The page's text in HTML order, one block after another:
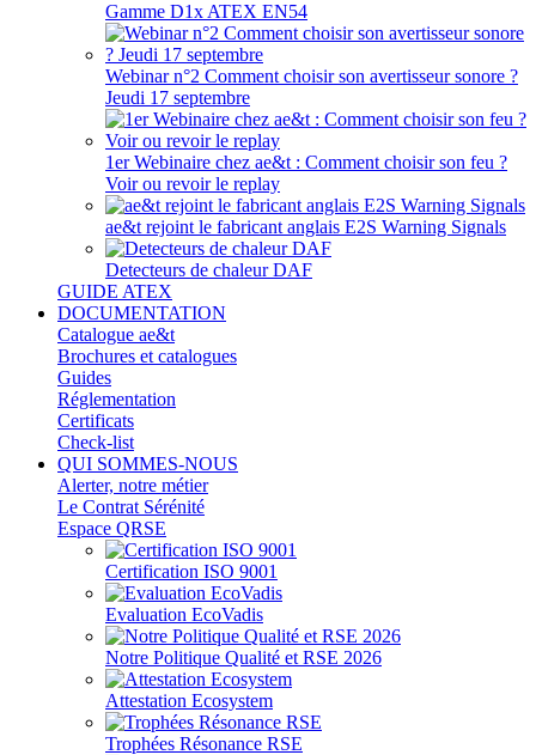
Gamme D1x ATEX EN54
Webinar n°2 Comment choisir son avertisseur sonore ?
Jeudi 17 septembre
1er Webinaire chez ae&t : Comment choisir son feu ?
Voir ou revoir le replay
ae&t rejoint le fabricant anglais E2S Warning Signals
Detecteurs de chaleur DAF
GUIDE ATEX
DOCUMENTATION
Catalogue ae&t
Brochures et catalogues
Guides
Réglementation
Certificats
Check-list
QUI SOMMES-NOUS
Alerter, notre métier
Le Contrat Sérénité
Espace QRSE
Certification ISO 9001
Evaluation EcoVadis
Notre Politique Qualité et RSE 2026
Attestation Ecosystem
Trophées Résonance RSE